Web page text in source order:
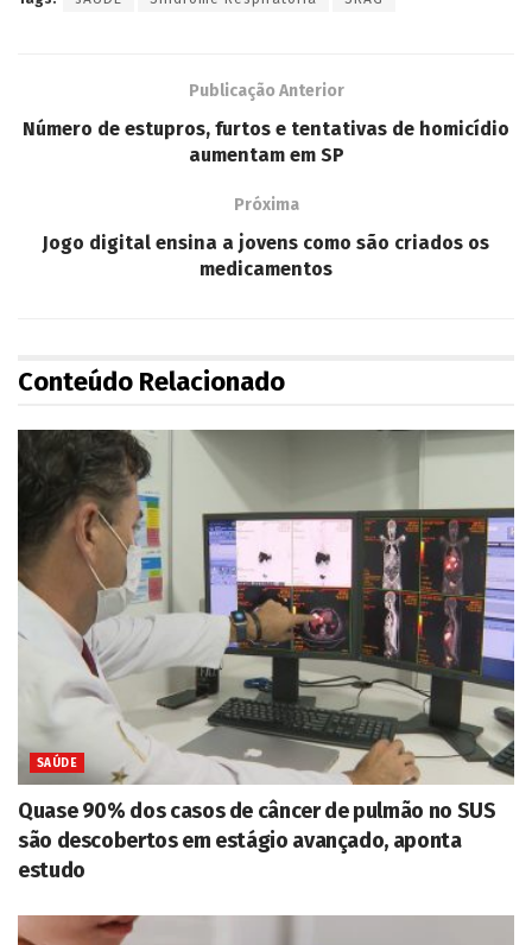
Publicação Anterior
Número de estupros, furtos e tentativas de homicídio
aumentam em SP
Próxima
Jogo digital ensina a jovens como são criados os
medicamentos
Conteúdo Relacionado
SAÚDE
Quase 90% dos casos de câncer de pulmão no SUS
são descobertos em estágio avançado, aponta
estudo